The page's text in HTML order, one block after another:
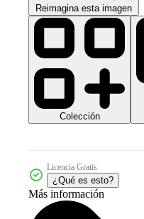
Reimagina esta imagen
Colección
Licencia Gratis
¿Qué es esto?
Más información